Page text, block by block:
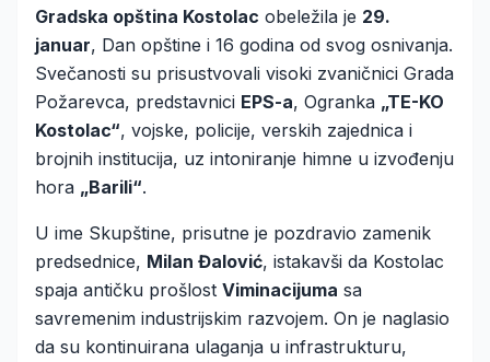
Gradska opština Kostolac obeležila je 29.
januar, Dan opštine i 16 godina od svog osnivanja.
Svečanosti su prisustvovali visoki zvaničnici Grada
Požarevca, predstavnici EPS-a, Ogranka „TE-KO
Kostolac“, vojske, policije, verskih zajednica i
brojnih institucija, uz intoniranje himne u izvođenju
hora „Barili“.
U ime Skupštine, prisutne je pozdravio zamenik
predsednice, Milan Đalović, istakavši da Kostolac
spaja antičku prošlost Viminacijuma sa
savremenim industrijskim razvojem. On je naglasio
da su kontinuirana ulaganja u infrastrukturu,